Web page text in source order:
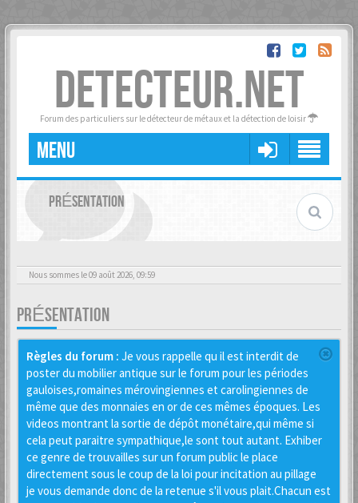
DETECTEUR.NET
Forum des particuliers sur le détecteur de métaux et la détection de loisir
MENU
PRÉSENTATION
Nous sommes le 09 août 2026, 09:59
PRÉSENTATION
Règles du forum : Je vous rappelle qu il est interdit de
poster du mobilier antique sur le forum pour les périodes
gauloises,romaines mérovingiennes et carolingiennes de
même que des monnaies en or de ces mêmes époques. Les
videos montrant la sortie de dépôt monétaire,qui même si
cela peut paraitre sympathique,le sont tout autant. Exhiber
ce genre de trouvailles sur un forum public le place
directement sous le coup de la loi pour incitation au pillage
je vous demande donc de la retenue s'il vous plait.Chacun est